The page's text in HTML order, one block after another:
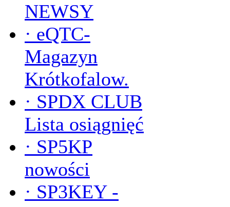
NEWSY
· eQTC-
Magazyn
Krótkofalow.
· SPDX CLUB
Lista osiągnięć
· SP5KP
nowości
· SP3KEY -